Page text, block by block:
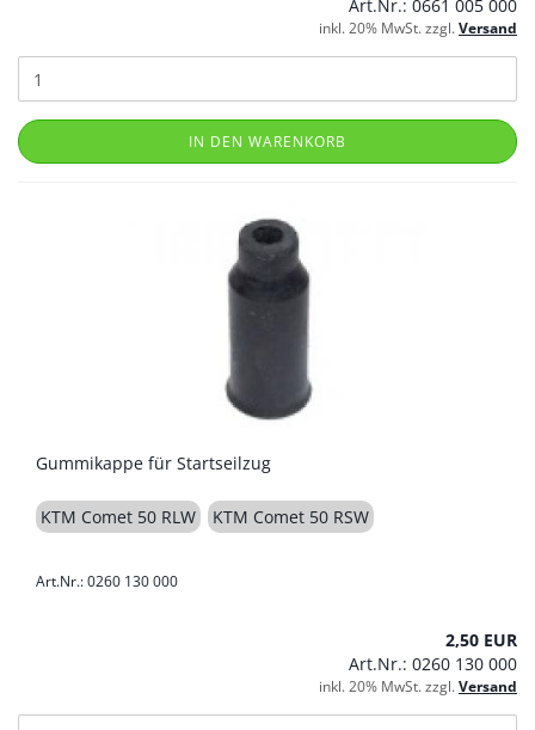
Art.Nr.: 0661 005 000
inkl. 20% MwSt. zzgl.Versand
IN DEN WARENKORB
Gummikappe für Startseilzug
KTM Comet 50 RLW KTM Comet 50 RSW
Art.Nr.: 0260 130 000
2,50 EUR
Art.Nr.: 0260 130 000
inkl. 20% MwSt. zzgl.Versand